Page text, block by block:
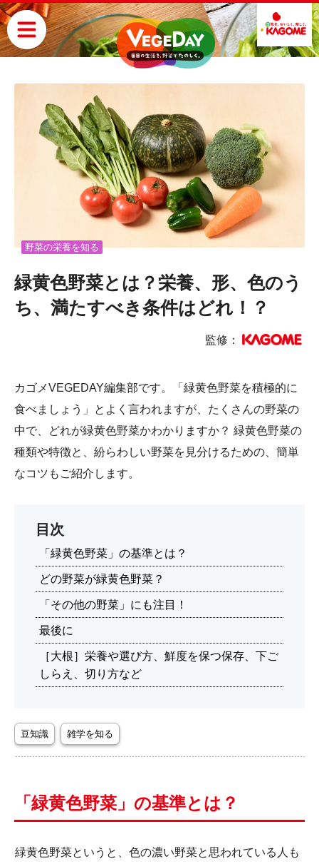
野菜の栄養を知る
緑黄色野菜とは？栄養、形、色のう
ち、満たすべき条件はどれ！？
監修：
カゴメVEGEDAY編集部です。「緑黄色野菜を積極的に
食べましょう」とよく言われますが、たくさんの野菜の
中で、どれが緑黄色野菜かわかりますか？ 緑黄色野菜の
種類や特徴と、紛らわしい野菜を見分けるための、簡単
なコツもご紹介します。
目次
「緑黄色野菜」の基準とは？
どの野菜が緑黄色野菜？
「その他の野菜」にも注目！
最後に
［大根］栄養や選び方、鮮度を保つ保存、下ご
しらえ、切り方など
豆知識 雑学を知る
「緑黄色野菜」の基準とは？
緑黄色野菜というと、色の濃い野菜と思われている人も